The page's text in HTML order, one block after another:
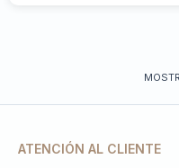
ATENCIÓN AL CLIENTE